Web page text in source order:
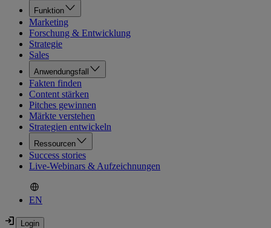
Funktion
Marketing
Forschung & Entwicklung
Strategie
Sales
Anwendungsfall
Fakten finden
Content stärken
Pitches gewinnen
Märkte verstehen
Strategien entwickeln
Ressourcen
Success stories
Live-Webinars & Aufzeichnungen
EN